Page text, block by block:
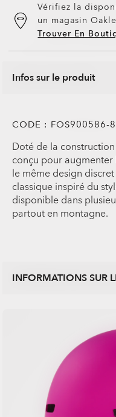
Vérifiez la
un magasin
Trouver En
Infos sur le produit
CODE : FOS900586-
Doté de la
conçu pour
le même design
classique inspiré du
disponible dans
partout en montagne.
INFORMATIONS SUR